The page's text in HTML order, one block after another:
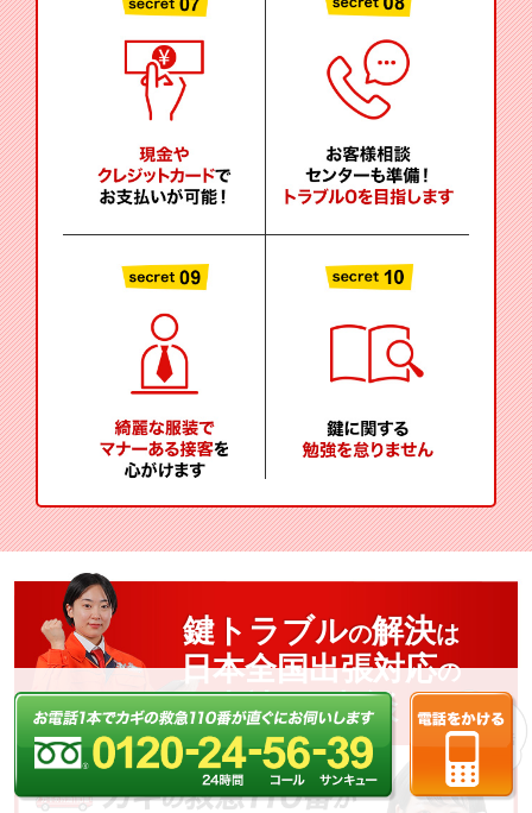
鍵トラブルの解決は
日本全国出張対応の
当社へご相談！